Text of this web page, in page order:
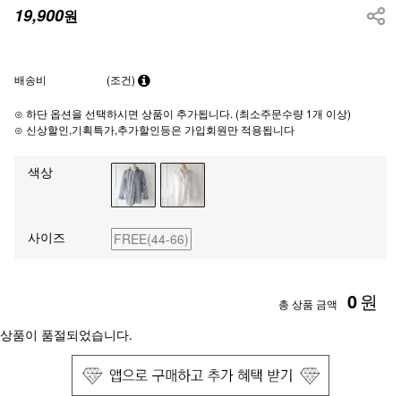
19,900원
배송비 (조건)
⊙ 하단 옵션을 선택하시면 상품이 추가됩니다. (최소주문수량 1개 이상)
⊙ 신상할인,기획특가,추가할인등은 가입회원만 적용됩니다
색상
사이즈 FREE(44-66)
총 상품 금액 0원
상품이 품절되었습니다.